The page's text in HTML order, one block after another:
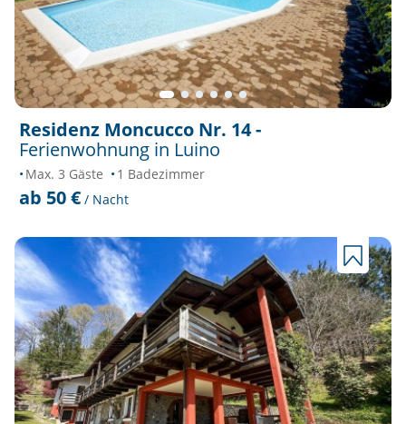
Residenz Moncucco Nr. 14 -
Ferienwohnung in Luino
Max. 3 Gäste 1 Badezimmer
ab 50 € / Nacht